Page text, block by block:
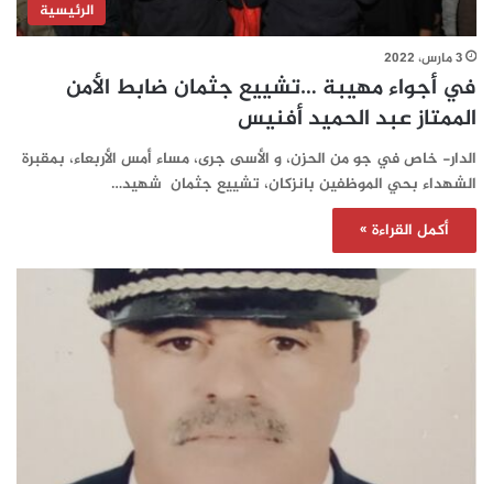
الرئيسية
3 مارس، 2022
في أجواء مهيبة …تشييع جثمان ضابط الأمن
الممتاز عبد الحميد أفنيس
الدار- خاص في جو من الحزن، و الأسى جرى، مساء أمس الأربعاء، بمقبرة
الشهداء بحي الموظفين بانزكان، تشييع جثمان شهيد…
أكمل القراءة »